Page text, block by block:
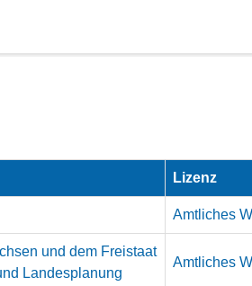
Lizenz
Amtliches
und dem Freistaat
Landesplanung
Amtliches